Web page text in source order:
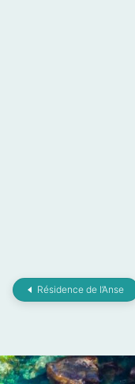
Résidence de l’Anse